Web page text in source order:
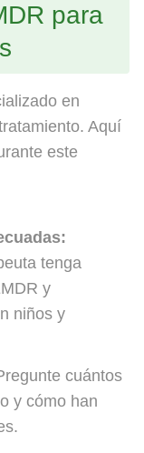
para
en
Aquí
este
tenga
y
niños y
cuántos
y cómo han